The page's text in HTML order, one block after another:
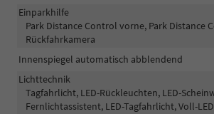
Einparkhilfe
Park Distance Control vorne, Park Distance
Rückfahrkamera
Innenspiegel automatisch abblendend
Lichttechnik
Tagfahrlicht, LED-Rückleuchten, LED-
Fernlichtassistent, LED-Tagfahrlicht, Voll-